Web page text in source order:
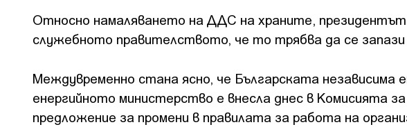
Относно намаляването на ДДС на храните, президентът
служебното правителството, че то трябва да се
Междувременно стана ясно, че Българската независима
енергийното министерство е внесла днес в Комисията
предложение за промени в правилата за работа на